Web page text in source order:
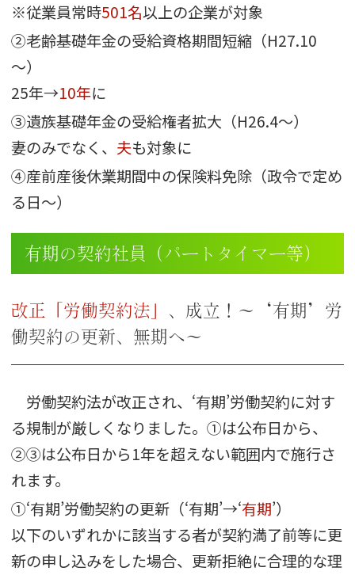
※従業員常時501名以上の企業が対象
②老齢基礎年金の受給資格期間短縮（H27.10
～）
25年→10年に
③遺族基礎年金の受給権者拡大（H26.4～）
妻のみでなく、 夫も対象に
④産前産後休業期間中の保険料免除（政令で定め
る日～）
有期の契約社員（パートタイマー等）
改正「労働契約法」 、成立！～‘有期’労
働契約の更新、無期へ～
労働契約法が改正され、‘有期’労働契約に対す
る規制が厳しくなりました。①は公布日から、
②③は公布日から1年を超えない範囲内で施行さ
れます。
①‘有期’労働契約の更新（‘有期’→‘有期’）
以下のいずれかに該当する者が契約満了前等に更
新の申し込みをした場合、更新拒絶に合理的な理